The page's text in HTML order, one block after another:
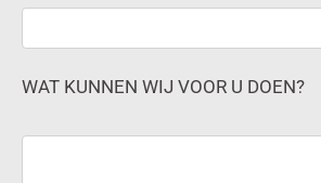
WAT KUNNEN WIJ VOOR U DOEN?